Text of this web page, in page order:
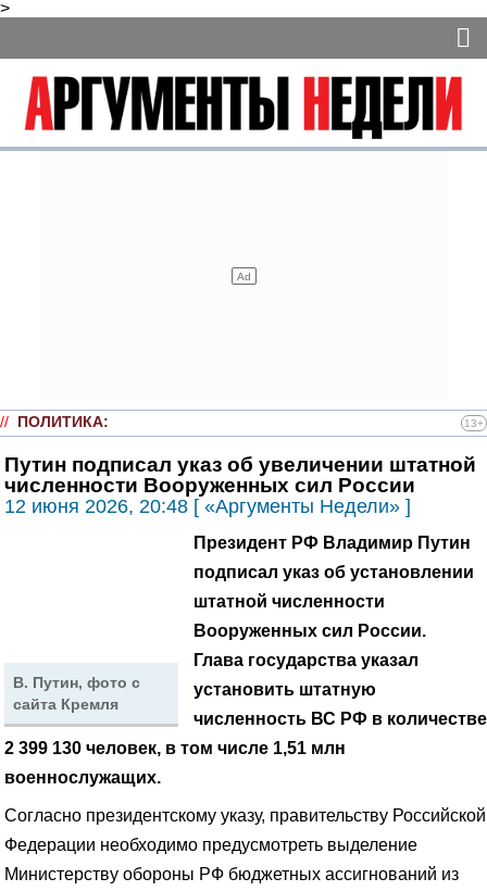
>
// ПОЛИТИКА: 13+
Путин подписал указ об увеличении штатной
численности Вооруженных сил России
12 июня 2026, 20:48 [ «Аргументы Недели» ]
В. Путин, фото с
сайта Кремля
Президент РФ Владимир Путин
подписал указ об установлении
штатной численности
Вооруженных сил России.
Глава государства указал
установить штатную
численность ВС РФ в количестве
2 399 130 человек, в том числе 1,51 млн
военнослужащих.
Согласно президентскому указу, правительству Российской
Федерации необходимо предусмотреть выделение
Министерству обороны РФ бюджетных ассигнований из